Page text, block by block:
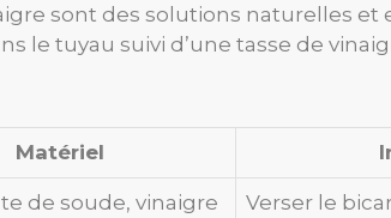
sont des solutions naturelles
le tuyau suivi d’une tasse de
Matériel
de soude, vinaigre
Verser le